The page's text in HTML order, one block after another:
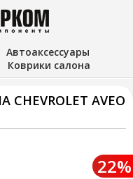
Автоаксессуары
Коврики салона
AVEO
22%